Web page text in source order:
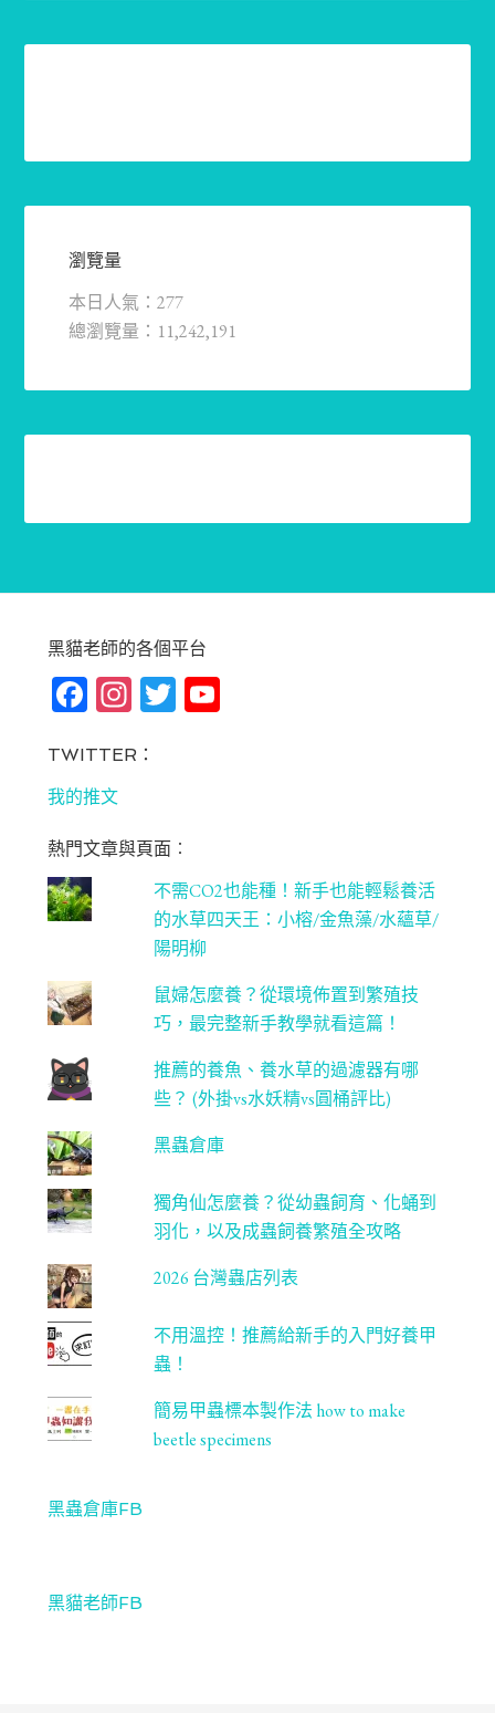
瀏覽量
本日人氣：277
總瀏覽量：11,242,191
黑貓老師的各個平台
Fa
bo
ok
In
ag
m
T Yo
C
ha
n
ne
l
TWITTER：
我的推文
熱門文章與頁面︰
不需CO2也能種！新手也能輕鬆養活
的水草四天王：小榕/金魚藻/水蘊草/
陽明柳
鼠婦怎麼養？從環境佈置到繁殖技
巧，最完整新手教學就看這篇！
推薦的養魚、養水草的過濾器有哪
些？ (外掛vs水妖精vs圓桶評比)
黑蟲倉庫
獨角仙怎麼養？從幼蟲飼育、化蛹到
羽化，以及成蟲飼養繁殖全攻略
2026 台灣蟲店列表
不用溫控！推薦給新手的入門好養甲
蟲！
簡易甲蟲標本製作法 how to make
beetle specimens
黑蟲倉庫FB
黑貓老師FB